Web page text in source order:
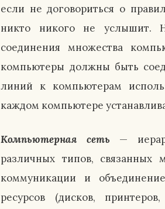
если не договориться о
никто никого не услышит.
соединения множества
компьютеры должны быть
линий к компьютерам
каждом компьютере
Компьютерная сеть —
различных типов, связанных
коммуникации и
ресурсов (дисков,